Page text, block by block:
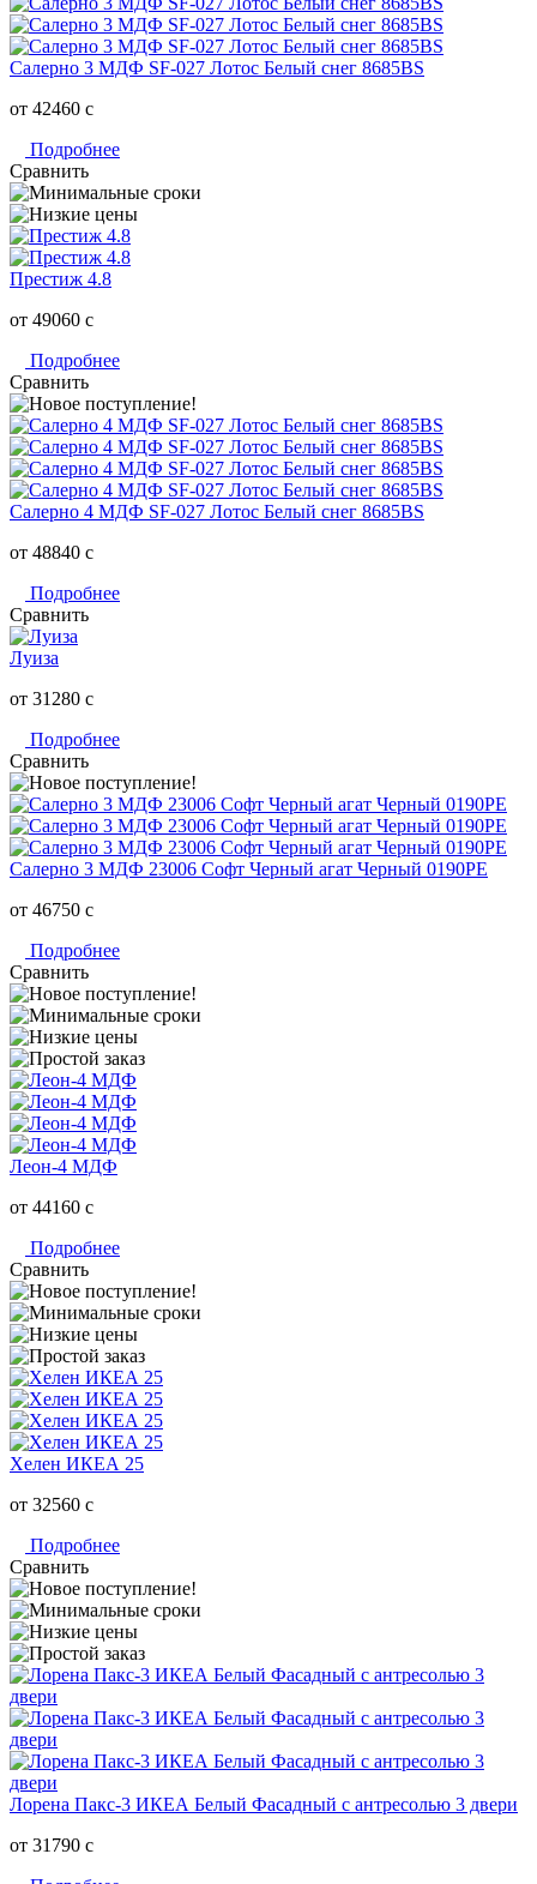
Салерно 3 МДФ SF-027 Лотос Белый снег 8685BS
от 42460 c
Подробнее
Сравнить
Престиж 4.8
от 49060 c
Подробнее
Сравнить
Салерно 4 МДФ SF-027 Лотос Белый снег 8685BS
от 48840 c
Подробнее
Сравнить
Луиза
от 31280 c
Подробнее
Сравнить
Салерно 3 МДФ 23006 Софт Черный агат Черный 0190РЕ
от 46750 c
Подробнее
Сравнить
Леон-4 МДФ
от 44160 c
Подробнее
Сравнить
Хелен ИКЕА 25
от 32560 c
Подробнее
Сравнить
Лорена Пакс-3 ИКЕА Белый Фасадный с антресолью 3 двери
от 31790 c